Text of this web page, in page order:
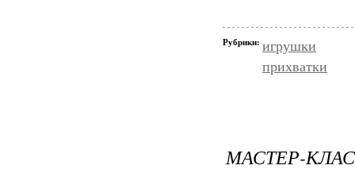
Рубрики: игрушки
прихватки
МАСТЕР-